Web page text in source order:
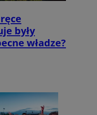
były
władze?